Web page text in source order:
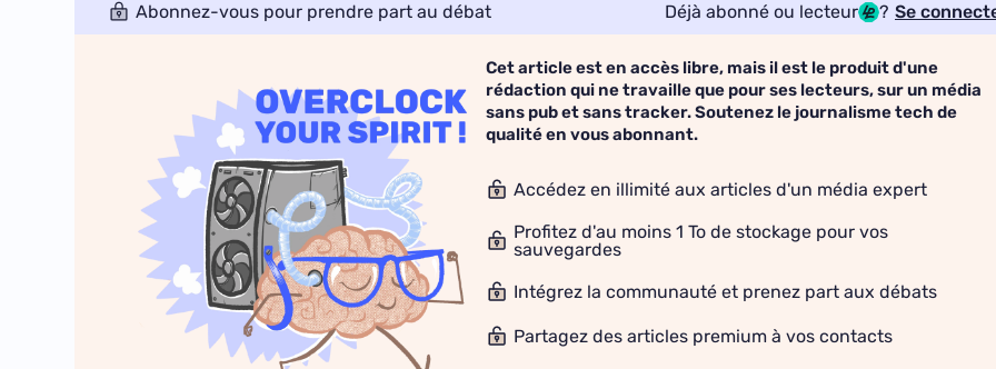
Abonnez-vous pour prendre part au débat Déjà abonné ou lecteur ? Se
Cet article est en accès libre, mais il est le produit d'une
rédaction qui ne travaille que pour ses lecteurs, sur un média
sans pub et sans tracker. Soutenez le journalisme tech de
qualité en vous abonnant.
Accédez en illimité aux articles d'un média expert
Profitez d'au moins 1 To de stockage pour vos
sauvegardes
Intégrez la communauté et prenez part aux débats
Partagez des articles premium à vos contacts